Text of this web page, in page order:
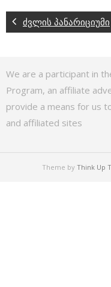
ძვლის პანარიციუმი
We are a participant in
Program, an affiliate
provide a means for us
and affiliated sites
Theme by Think Up